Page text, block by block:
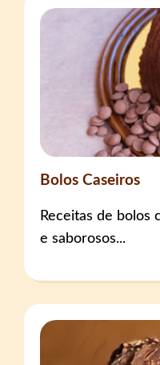
Bolos Caseiros
Receitas de bolos
e saborosos...